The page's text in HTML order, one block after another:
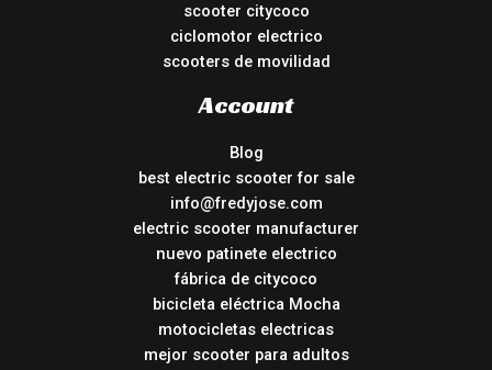
scooter citycoco
ciclomotor electrico
scooters de movilidad
Account
Blog
best electric scooter for sale
info@fredyjose.com
electric scooter manufacturer
nuevo patinete electrico
fábrica de citycoco
bicicleta eléctrica Mocha
motocicletas electricas
mejor scooter para adultos